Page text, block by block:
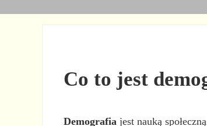
Co to jest
Demografia jest nauką